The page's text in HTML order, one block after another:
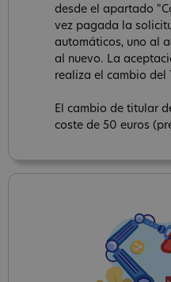
desde el apartado
vez pagada la
automáticos, uno al
al nuevo. La
realiza el cambio del
El cambio de titular
coste de 50 euros